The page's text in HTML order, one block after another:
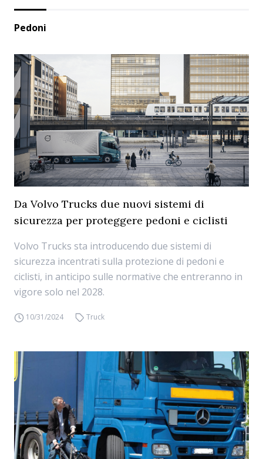
Pedoni
Da Volvo Trucks due nuovi sistemi di
sicurezza per proteggere pedoni e ciclisti
Volvo Trucks sta introducendo due sistemi di
sicurezza incentrati sulla protezione di pedoni e
ciclisti, in anticipo sulle normative che entreranno in
vigore solo nel 2028.
10/31/2024 Truck